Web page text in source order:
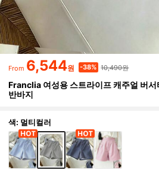
From 6,544원 -38% 10,490원
Franclia 여성용 스트라이프 캐주얼 버서
반바지
색: 멀티컬러